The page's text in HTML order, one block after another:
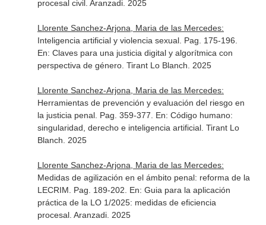
procesal civil . Aranzadi. 2025
Llorente Sanchez-Arjona, Maria de las Mercedes:
Inteligencia artificial y violencia sexual. Pag. 175-196.
En: Claves para una justicia digital y algorítmica con
perspectiva de género. Tirant Lo Blanch. 2025
Llorente Sanchez-Arjona, Maria de las Mercedes:
Herramientas de prevención y evaluación del riesgo en
la justicia penal. Pag. 359-377. En: Código humano:
singularidad, derecho e inteligencia artificial. Tirant Lo
Blanch. 2025
Llorente Sanchez-Arjona, Maria de las Mercedes:
Medidas de agilización en el ámbito penal: reforma de la
LECRIM. Pag. 189-202. En: Guia para la aplicación
práctica de la LO 1/2025: medidas de eficiencia
procesal. Aranzadi. 2025